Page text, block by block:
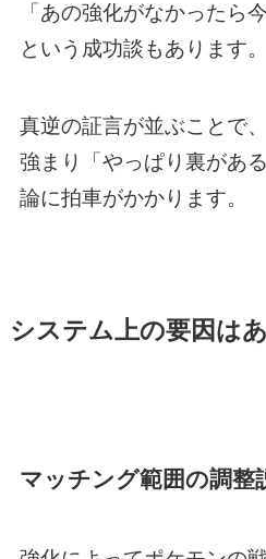
「あの強化がなかったら
という成功談もあります。
真逆の証言が並ぶことで
強まり「やっぱり裏があ
論に拍車がかかります。
システム上の要因は
マッチング範囲の調整